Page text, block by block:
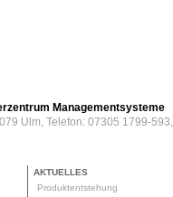
Managementsysteme
Ulm, Telefon: 07305 1799-
AKTUELLES
Produktentstehung